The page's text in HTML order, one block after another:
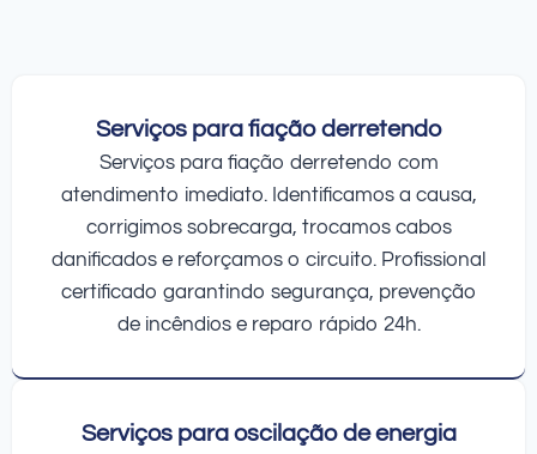
Serviços para fiação derretendo
Serviços para fiação derretendo com
atendimento imediato. Identificamos a causa,
corrigimos sobrecarga, trocamos cabos
danificados e reforçamos o circuito. Profissional
certificado garantindo segurança, prevenção
de incêndios e reparo rápido 24h.
Serviços para oscilação de energia